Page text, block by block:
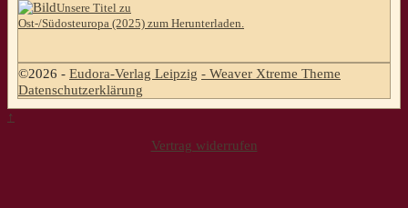
Unsere Titel zu
Ost-/Südosteuropa (2025) zum Herunterladen.
©2026 - Eudora-Verlag Leipzig - Weaver Xtreme Theme
Datenschutzerklärung
↑
Vertrag widerrufen